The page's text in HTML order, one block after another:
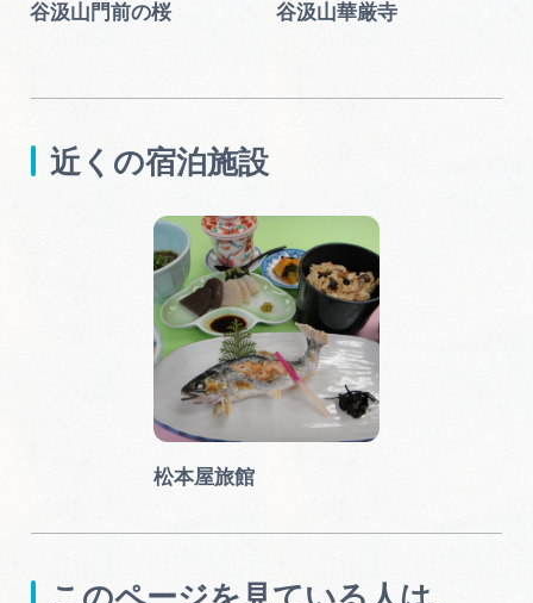
谷汲山門前の桜 谷汲山華厳寺
近くの宿泊施設
松本屋旅館